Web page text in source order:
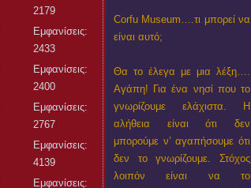
2179
Εμφανίσεις:
2433
Εμφανίσεις:
2400
Εμφανίσεις:
2767
Εμφανίσεις:
4139
Εμφανίσεις:
Corfu Museum….τι μπορεί να
είναι αυτό;
Θα το έλεγα με μια λέξη….
Αγάπη! Για ένα νησί που το
γνωρίζουμε ελάχιστα. Η
αλήθεια είναι ότι δεν
μπορούμε ν’ αγαπήσουμε ότι
δεν το γνωρίζουμε. Στόχος
λοιπόν είναι να το